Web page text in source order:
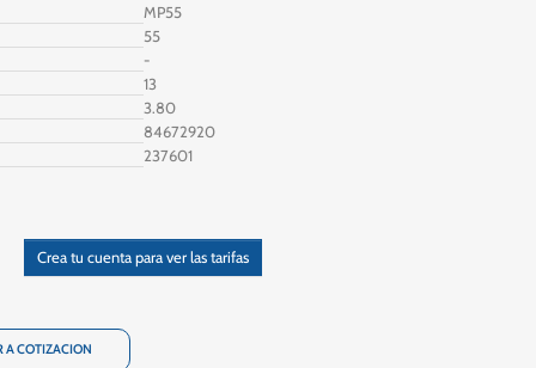
MP55
55
-
13
3.80
84672920
237601
Crea tu cuenta para ver las tarifas
A COTIZACION